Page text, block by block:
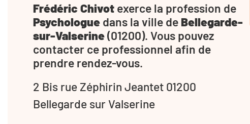
Frédéric Chivot exerce la profession de
Psychologue dans la ville de Bellegarde-
sur-Valserine(01200). Vous pouvez
contacter ce professionnel afin de
prendre rendez-vous.
2 Bis rue Zéphirin Jeantet 01200
Bellegarde sur Valserine